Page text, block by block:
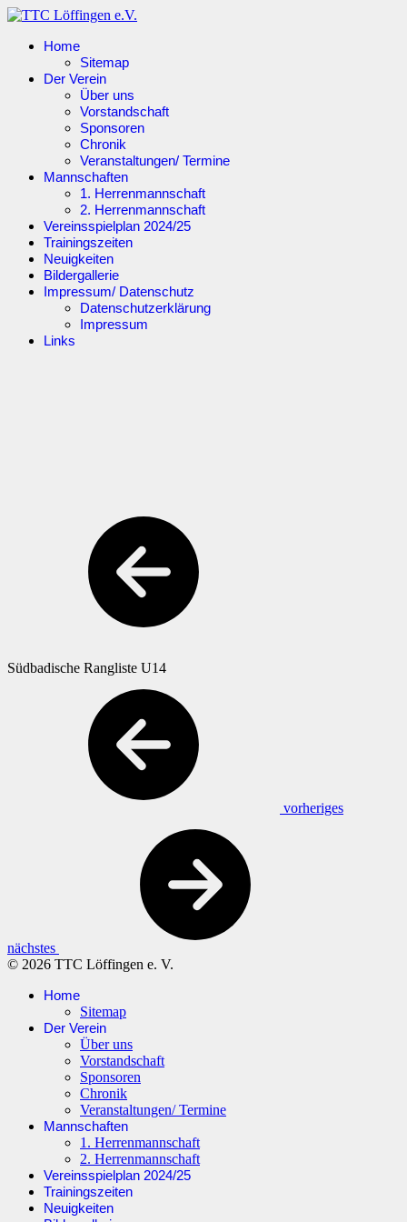
Home
Sitemap
Der Verein
Über uns
Vorstandschaft
Sponsoren
Chronik
Veranstaltungen/ Termine
Mannschaften
1. Herrenmannschaft
2. Herrenmannschaft
Vereinsspielplan 2024/25
Trainingszeiten
Neuigkeiten
Bildergallerie
Impressum/ Datenschutz
Datenschutzerklärung
Impressum
Links
Südbadische Rangliste U14
vorheriges
nächstes
© 2026 TTC Löffingen e. V.
Home
Sitemap
Der Verein
Über uns
Vorstandschaft
Sponsoren
Chronik
Veranstaltungen/ Termine
Mannschaften
1. Herrenmannschaft
2. Herrenmannschaft
Vereinsspielplan 2024/25
Trainingszeiten
Neuigkeiten